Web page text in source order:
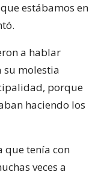
estábamos en
a hablar
su molestia
porque
haciendo los
que tenía con
veces a